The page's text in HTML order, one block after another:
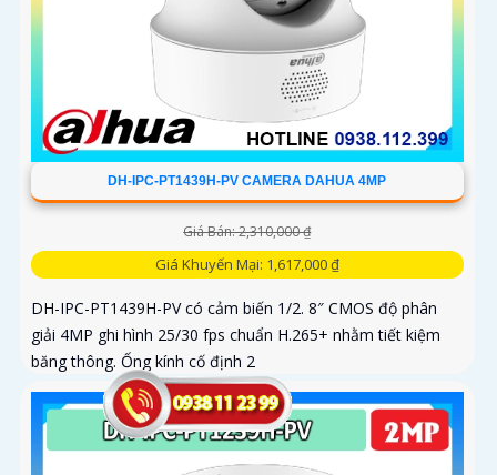
DH-IPC-PT1439H-PV CAMERA DAHUA 4MP
Giá Bán: 2,310,000 ₫
Giá Khuyến Mại: 1,617,000 ₫
DH-IPC-PT1439H-PV có cảm biến 1/2. 8″ CMOS độ phân
giải 4MP ghi hình 25/30 fps chuẩn H.265+ nhằm tiết kiệm
băng thông. Ống kính cố định 2